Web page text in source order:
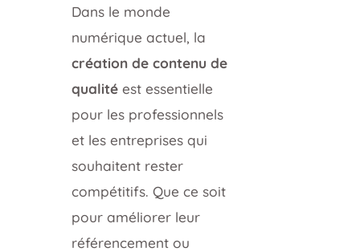
Dans le monde
numérique actuel, la
création de contenu de
qualité est essentielle
pour les professionnels
et les entreprises qui
souhaitent rester
compétitifs. Que ce soit
pour améliorer leur
référencement ou